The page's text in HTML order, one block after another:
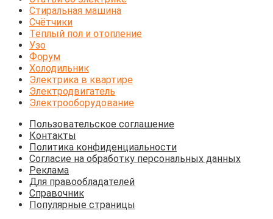
Стиральная машина
Счётчики
Тёплый пол и отопление
Узо
Форум
Холодильник
Электрика в квартире
Электродвигатель
Электрооборудование
Пользовательское соглашение
Контакты
Политика конфиденциальности
Согласие на обработку персональных данных
Реклама
Для правообладателей
Справочник
Популярные страницы